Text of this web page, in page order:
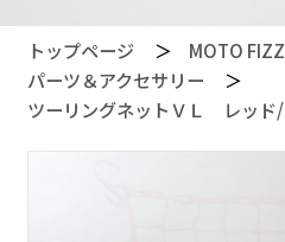
トップページ
MOTO FIZZ
パーツ＆アクセサリー
ツーリングネットＶＬ レッド/